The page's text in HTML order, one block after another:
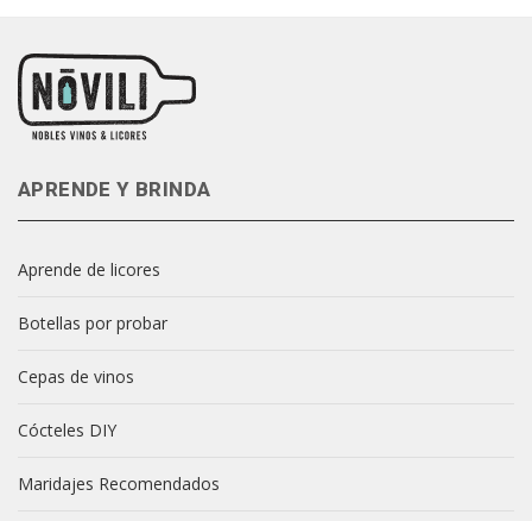
APRENDE Y BRINDA
Aprende de licores
Botellas por probar
Cepas de vinos
Cócteles DIY
Maridajes Recomendados